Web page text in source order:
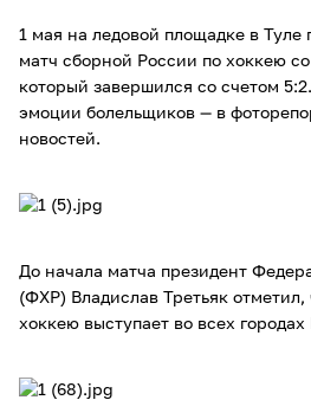
1 мая на ледовой площадке в
матч сборной России по хоккею
который завершился со счетом
эмоции болельщиков — в
новостей.
До начала матча президент
(ФХР) Владислав Третьяк
хоккею выступает во всех городах